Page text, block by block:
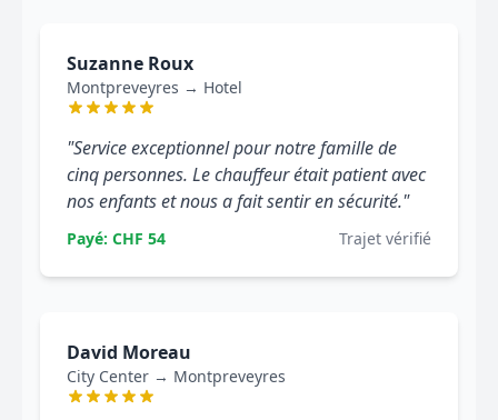
Suzanne Roux
Montpreveyres → Hotel
"Service exceptionnel pour notre famille de
cinq personnes. Le chauffeur était patient avec
nos enfants et nous a fait sentir en sécurité."
Payé: CHF 54 Trajet vérifié
David Moreau
City Center → Montpreveyres